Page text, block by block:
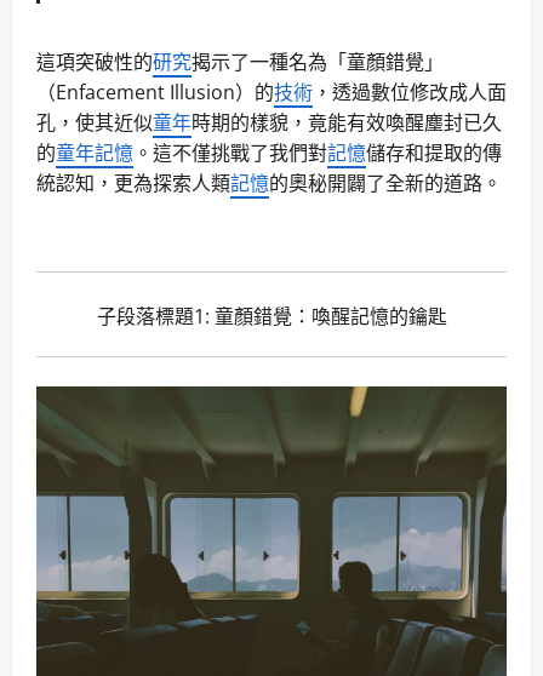
這項突破性的研究揭示了一種名為「童顏錯覺」
（Enfacement Illusion）的技術 ，透過數位修改成人面
孔，使其近似童年時期的樣貌，竟能有效喚醒塵封已久
的童年記憶 。這不僅挑戰了我們對記憶儲存和提取的傳
統認知，更為探索人類記憶的奧秘開闢了全新的道路。
子段落標題1: 童顏錯覺：喚醒記憶的鑰匙